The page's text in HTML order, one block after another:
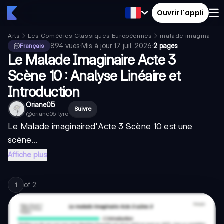
Ouvrir l'appli
Arts Les Comédies Classiques Européennes
malade imaginaire
Français
894 vues·Mis à jour17 juil. 2026·2 pages
Le Malade Imaginaire Acte 3
Scène 10 : Analyse Linéaire et
Introduction
Oriane05
@oriane05_lyro
Suivre
Le Malade imaginaired'Acte 3 Scène 10 est une
scène...
Affiche plus
1 of 2